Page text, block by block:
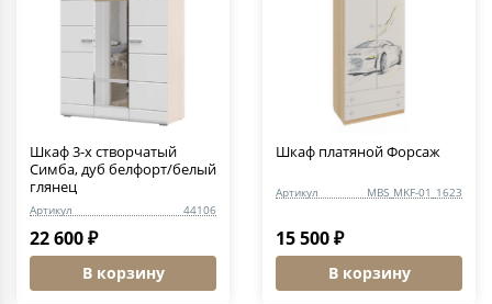
Шкаф 3-х створчатый
Симба, дуб белфорт/белый
глянец
Артикул 44106
22 600 ₽
В корзину
Шкаф платяной Форсаж
Артикул MBS_MKF-01_1623
15 500 ₽
В корзину